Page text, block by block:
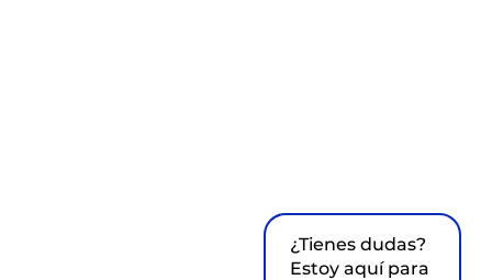
¿Tienes dudas?
Estoy aquí para